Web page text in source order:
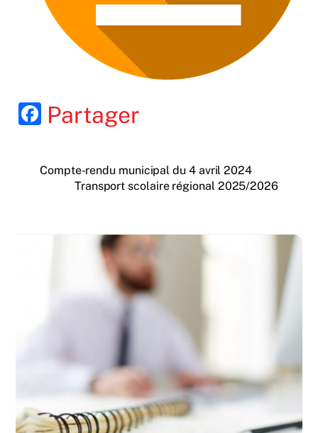
F
c
e
Partager
Compte-rendu municipal du 4 avril 2024
Transport scolaire régional 2025/2026